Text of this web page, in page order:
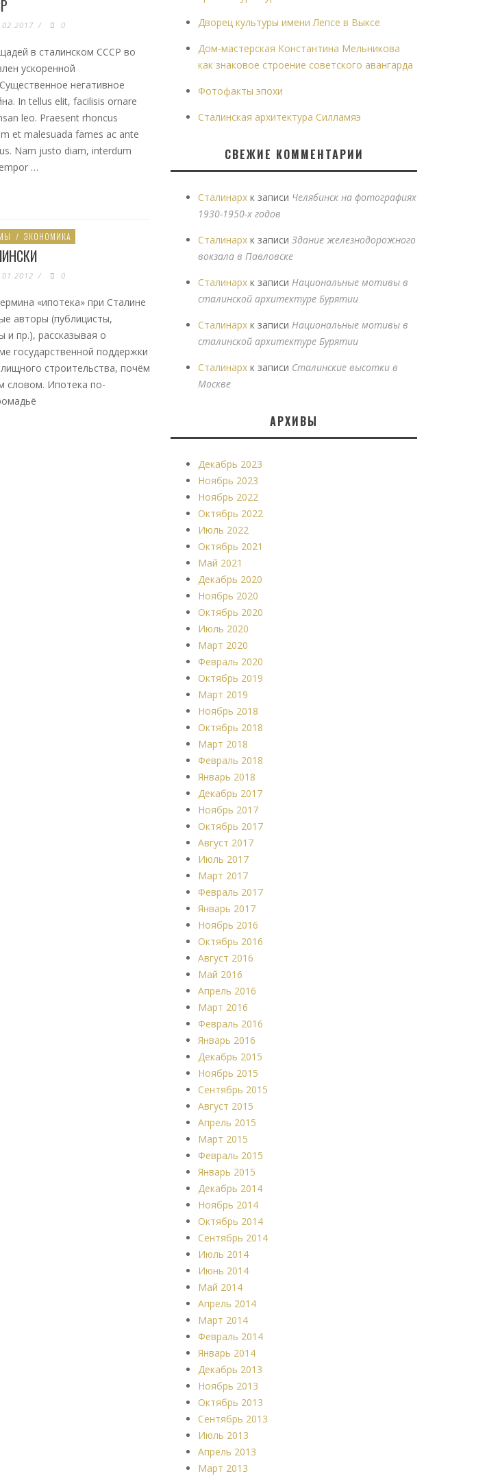
/ 0
в сталинском СССР во
ускоренной
негативное
In tellus elit, facilisis ornare
leo. Praesent rhoncus
et malesuada fames ac ante
Nam justo diam, interdum
…
/ ЭКОНОМИКА
/ 0
«ипотека» при Сталине
авторы (публицисты,
и пр.), рассказывая о
государственной поддержки
строительства, почём
словом. Ипотека по-
Дворец культуры имени Лепсе в Выксе
Дом-мастерская Константина Мельникова
как знаковое строение советского авангарда
Фотофакты эпохи
Сталинская архитектура Силламяэ
СВЕЖИЕ КОММЕНТАРИИ
Сталинарх к записи Челябинск на фотографиях
1930-1950-х годов
Сталинарх к записи Здание железнодорожного
вокзала в Павловске
Сталинарх к записи Национальные мотивы в
сталинской архитектуре Бурятии
Сталинарх к записи Национальные мотивы в
сталинской архитектуре Бурятии
Сталинарх к записи Сталинские высотки в
Москве
АРХИВЫ
Декабрь 2023
Ноябрь 2023
Ноябрь 2022
Октябрь 2022
Июль 2022
Октябрь 2021
Май 2021
Декабрь 2020
Ноябрь 2020
Октябрь 2020
Июль 2020
Март 2020
Февраль 2020
Октябрь 2019
Март 2019
Ноябрь 2018
Октябрь 2018
Март 2018
Февраль 2018
Январь 2018
Декабрь 2017
Ноябрь 2017
Октябрь 2017
Август 2017
Июль 2017
Март 2017
Февраль 2017
Январь 2017
Ноябрь 2016
Октябрь 2016
Август 2016
Май 2016
Апрель 2016
Март 2016
Февраль 2016
Январь 2016
Декабрь 2015
Ноябрь 2015
Сентябрь 2015
Август 2015
Апрель 2015
Март 2015
Февраль 2015
Январь 2015
Декабрь 2014
Ноябрь 2014
Октябрь 2014
Сентябрь 2014
Июль 2014
Июнь 2014
Май 2014
Апрель 2014
Март 2014
Февраль 2014
Январь 2014
Декабрь 2013
Ноябрь 2013
Октябрь 2013
Сентябрь 2013
Июль 2013
Апрель 2013
Март 2013